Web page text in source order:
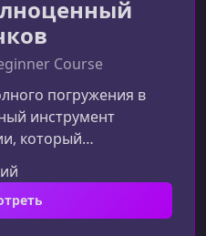
Course
погружения в
инструмент
который
стандартом в
подойдёт как
хочет системно